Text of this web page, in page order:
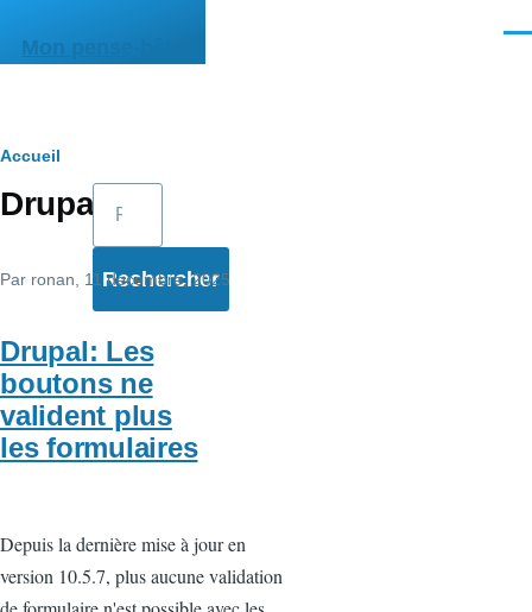
Mon pense-bête
Fil
d'Ariane
Accueil
Drupal
Par ronan , 11 décembre, 2025
Drupal: Les
boutons ne
valident plus
les formulaires
Depuis la dernière mise à jour en
version 10.5.7, plus aucune validation